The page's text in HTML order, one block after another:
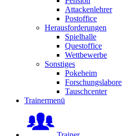
Attackenlehrer
Postoffice
Herausforderungen
Spielhalle
Questoffice
Wettbewerbe
Sonstiges
Pokeheim
Forschungslabore
Tauschcenter
Trainermenü